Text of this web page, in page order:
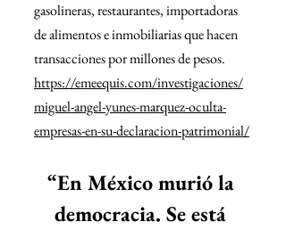
gasolineras, restaurantes, importadoras
de alimentos e inmobiliarias que hacen
transacciones por millones de pesos.
https://emeequis.com/investigaciones/
miguel-angel-yunes-marquez-oculta-
empresas-en-su-declaracion-patrimonial/
“En México murió la
democracia. Se está